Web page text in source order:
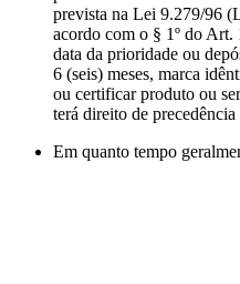
prevista na Lei 9.279/96
acordo com o § 1º do Art.
data da prioridade ou
6 (seis) meses, marca
ou certificar produto ou
terá direito de precedência
Em quanto tempo